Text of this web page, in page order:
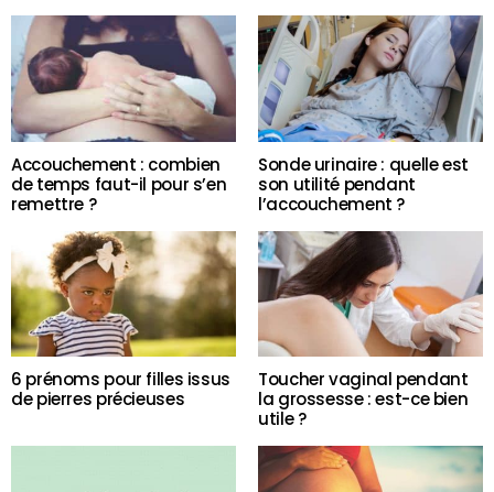
Accouchement : combien
de temps faut-il pour s’en
remettre ?
Sonde urinaire : quelle est
son utilité pendant
l’accouchement ?
6 prénoms pour filles issus
de pierres précieuses
Toucher vaginal pendant
la grossesse : est-ce bien
utile ?